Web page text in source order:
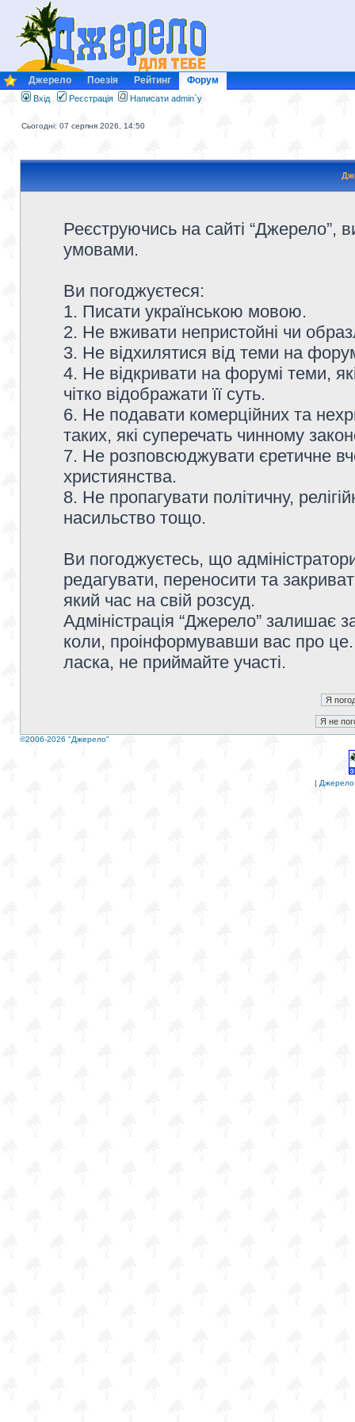
Джерело Поезія Рейтинг Форум
Вхід Реєстрація Написати admin`у
Сьогодні: 07 серпня 2026, 14:50
Реєструючись на сайті “Джерело”,
умовами.
Ви погоджуєтеся:
1. Писати українською мовою.
2. Не вживати непристойні чи
3. Не відхилятися від теми на
4. Не відкривати на форумі теми,
чітко відображати її суть.
6. Не подавати комерційних та
таких, які суперечать чинному
7. Не розповсюджувати єретичне
християнства.
8. Не пропагувати політичну,
насильство тощо.
Ви погоджуєтесь, що
редагувати, переносити та
який час на свій розсуд.
Адміністрація “Джерело” залишає
коли, проінформувавши вас про
ласка, не приймайте участі.
©2006-2026 "Джерело"
| Джерело